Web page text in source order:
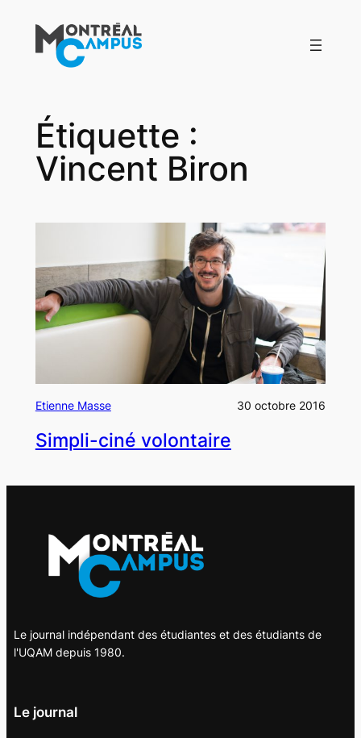
contenu
Étiquette :
Vincent Biron
Etienne Masse 30 octobre 2016
Simpli-ciné volontaire
Le journal indépendant des étudiantes et des étudiants de
l'UQAM depuis 1980.
Le journal